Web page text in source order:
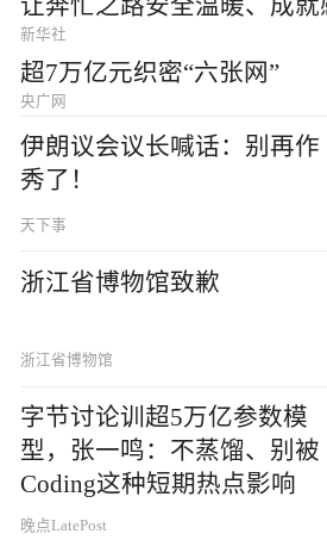
让奔忙之路安全温暖、成就
新华社
超7万亿元织密“六张网”
央广网
伊朗议会议长喊话：别再作
秀了！
天下事
浙江省博物馆致歉
浙江省博物馆
字节讨论训超5万亿参数模
型，张一鸣：不蒸馏、别被
Coding这种短期热点影响
晚点LatePost